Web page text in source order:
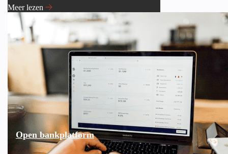
Meer lezen
Open bankplatform